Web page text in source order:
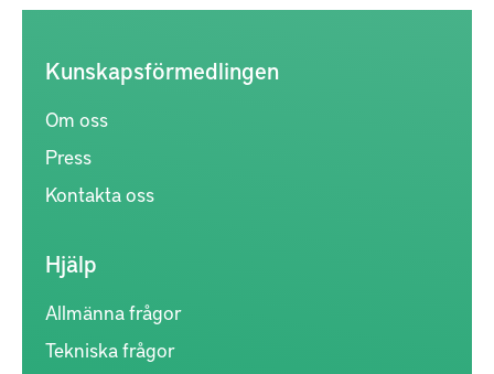
Kunskapsförmedlingen
Om oss
Press
Kontakta oss
Hjälp
Allmänna frågor
Tekniska frågor